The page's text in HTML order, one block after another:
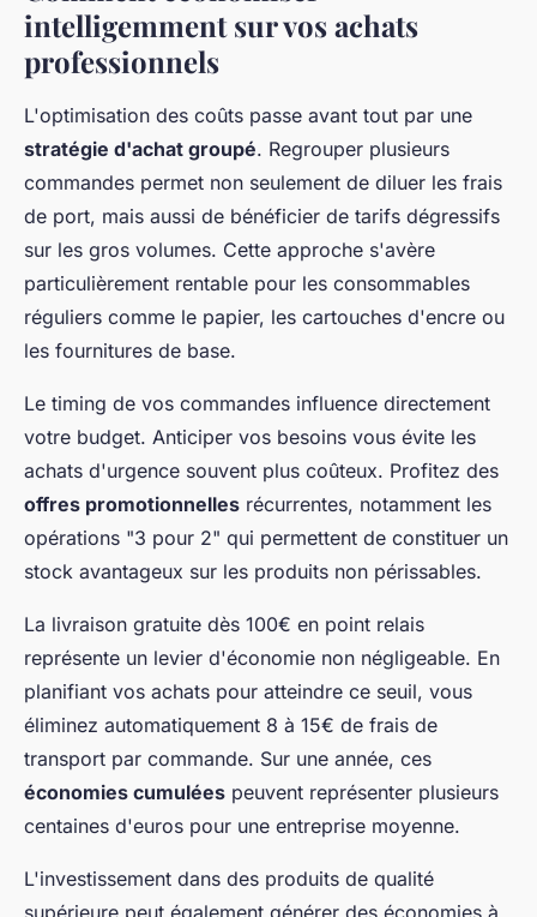
intelligemment sur vos achats
professionnels
L'optimisation des coûts passe avant tout par une
stratégie d'achat groupé. Regrouper plusieurs
commandes permet non seulement de diluer les frais
de port, mais aussi de bénéficier de tarifs dégressifs
sur les gros volumes. Cette approche s'avère
particulièrement rentable pour les consommables
réguliers comme le papier, les cartouches d'encre ou
les fournitures de base.
Le timing de vos commandes influence directement
votre budget. Anticiper vos besoins vous évite les
achats d'urgence souvent plus coûteux. Profitez des
offres promotionnelles récurrentes, notamment les
opérations "3 pour 2" qui permettent de constituer un
stock avantageux sur les produits non périssables.
La livraison gratuite dès 100€ en point relais
représente un levier d'économie non négligeable. En
planifiant vos achats pour atteindre ce seuil, vous
éliminez automatiquement 8 à 15€ de frais de
transport par commande. Sur une année, ces
économies cumulées peuvent représenter plusieurs
centaines d'euros pour une entreprise moyenne.
L'investissement dans des produits de qualité